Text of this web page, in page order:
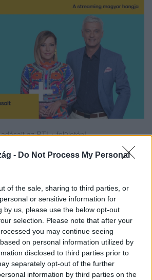
- Do Not Process My Personal
of the sale, sharing to third parties, or
or sensitive information for
by us, please use the below opt-out
selection. Please note that after your
you may continue seeing
on personal information utilized by
disclosed to third parties prior to
separately opt-out of the further
information by third parties on the
az RTL+ felületén!
találatokban!